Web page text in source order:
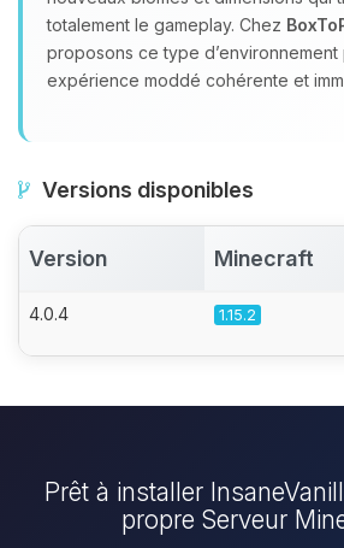
totalement le gameplay. Chez
proposons ce type
expérience moddé cohérente et
Versions disponibles
Version Minecraft
4.0.4 1.15.2
Prêt à installer
propre Serveur